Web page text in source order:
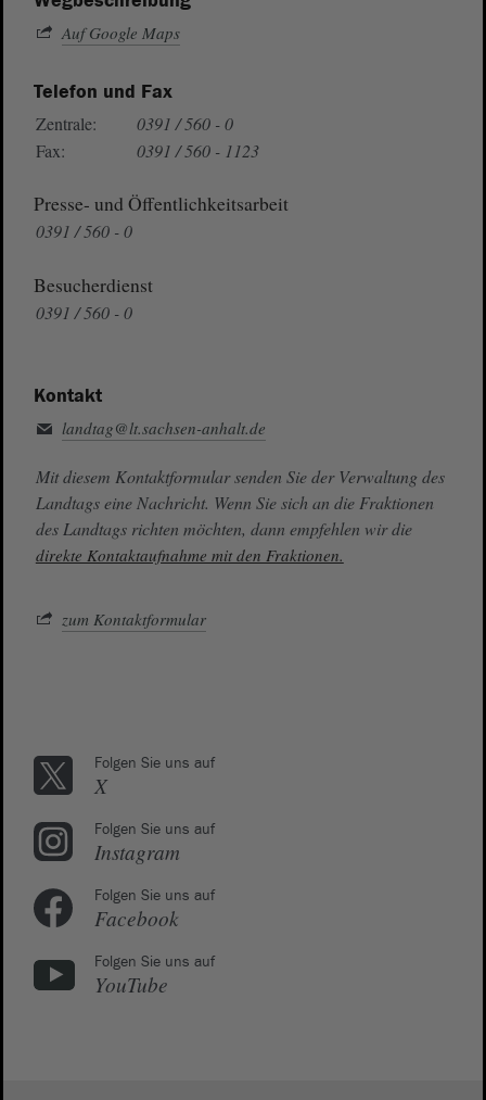
Auf Google Maps
Telefon und Fax
Zentrale:
0391 / 560 - 0
Fax:
0391 / 560 - 1123
Presse- und Öffentlichkeitsarbeit
0391 / 560 - 0
Besucherdienst
0391 / 560 - 0
Kontakt
landtag@lt.sachsen-anhalt.de
Mit diesem Kontaktformular senden Sie der Verwaltung des
Landtags eine Nachricht. Wenn Sie sich an die Fraktionen
des Landtags richten möchten, dann empfehlen wir die
direkte Kontaktaufnahme mit den Fraktionen.
zum Kontaktformular
Folgen Sie uns auf
X
Folgen Sie uns auf
Instagram
Folgen Sie uns auf
Facebook
Folgen Sie uns auf
YouTube